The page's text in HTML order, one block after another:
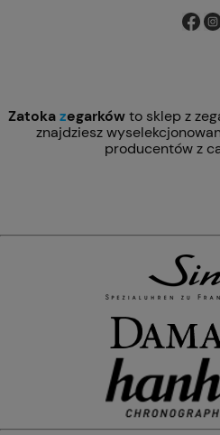
Zatokazegarkówto sklep z
znajdziesz
producentów z